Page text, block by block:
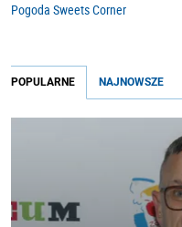
Pogoda Sweets Corner
POPULARNE NAJNOWSZE